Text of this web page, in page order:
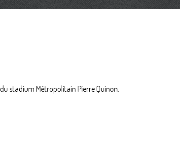
stadium Métropolitain Pierre Quinon.